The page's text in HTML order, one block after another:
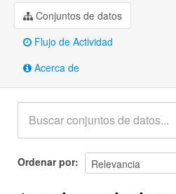
Conjuntos de datos
Flujo de Actividad
Acerca de
Ordenar por